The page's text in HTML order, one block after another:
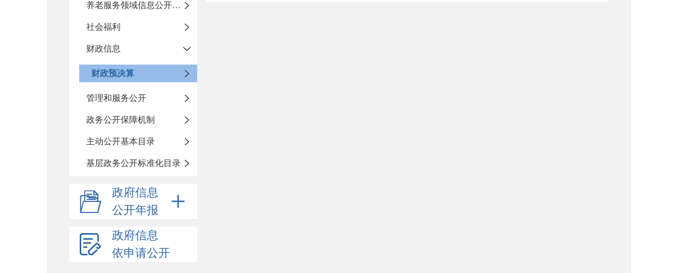
养老服务领域信息公开专栏
社会福利
财政信息
财政预决算
管理和服务公开
政务公开保障机制
主动公开基本目录
基层政务公开标准化目录
政府信息
公开年报
政府信息
依申请公开